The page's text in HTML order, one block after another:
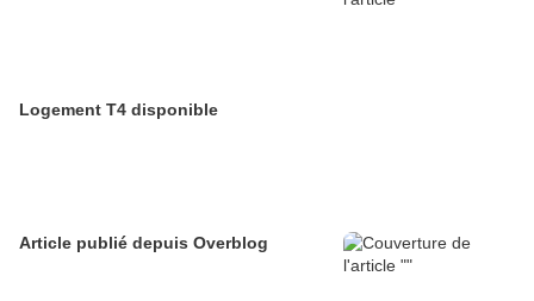
Logement T4 disponible
Article publié depuis Overblog